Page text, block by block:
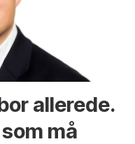
allerede.
må